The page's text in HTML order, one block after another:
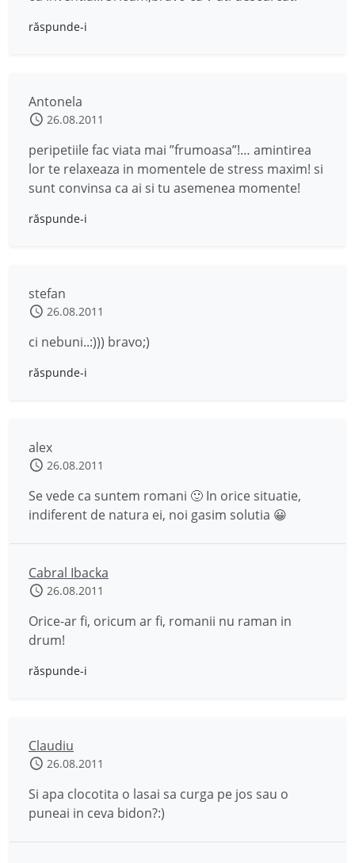
răspunde-i
Antonela
26.08.2011
peripetiile fac viata mai ”frumoasa”!… amintirea
lor te relaxeaza in momentele de stress maxim! si
sunt convinsa ca ai si tu asemenea momente!
răspunde-i
stefan
26.08.2011
ci nebuni..:))) bravo;)
răspunde-i
alex
26.08.2011
Se vede ca suntem romani 🙂 In orice situatie,
indiferent de natura ei, noi gasim solutia 😀
Cabral Ibacka
26.08.2011
Orice-ar fi, oricum ar fi, romanii nu raman in
drum!
răspunde-i
Claudiu
26.08.2011
Si apa clocotita o lasai sa curga pe jos sau o
puneai in ceva bidon?:)